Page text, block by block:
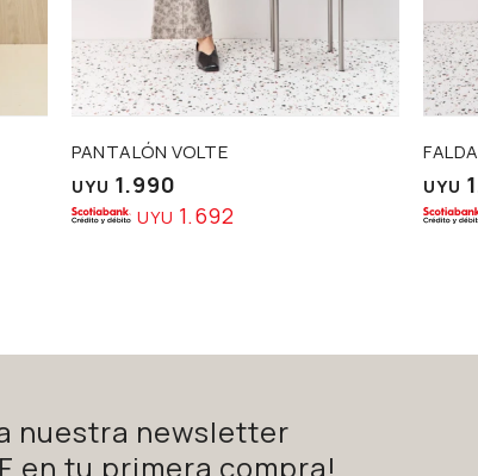
PANTALÓN VOLTE
UYU 1.990
UYU 1.692
UYU
nuestra newsletter
en tu primera compra!